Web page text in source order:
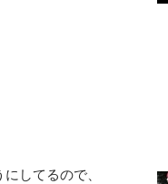
してるので、